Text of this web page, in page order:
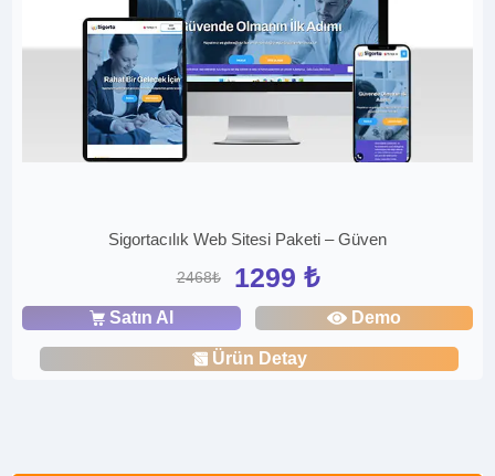
Sigortacılık Web Sitesi Paketi – Güven
2468₺ 1299 ₺
Satın Al Demo
Ürün Detay